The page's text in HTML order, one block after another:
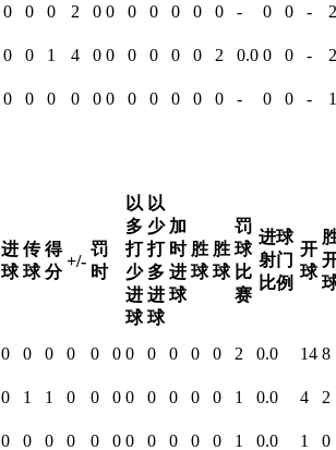
0 0 0 2 0 0 0 0 0 0 0 - 0 0 -
0 0 1 4 0 0 0 0 0 0 2 0.0 0 0 -
0 0 0 0 0 0 0 0 0 0 0 - 0 0 -
进
球
传
球
得
分
+/-
罚
时
以
多
打
少
进
球
以
少
打
多
进
球
加
时
进
球
胜
球
胜
球
罚
球
比
赛
进球
射门
比例
开
球
0 0 0 0 0 0 0 0 0 0 0 2 0.0 14 8
0 1 1 0 0 0 0 0 0 0 0 1 0.0 4 2
0 0 0 0 0 0 0 0 0 0 0 1 0.0 1 0